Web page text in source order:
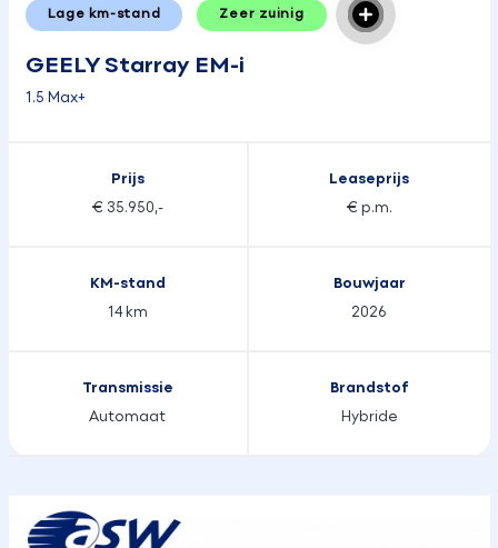
Lage km-stand Zeer zuinig
GEELY Starray EM-i
1.5 Max+
Prijs
€ 35.950,-
Leaseprijs
€ p.m.
KM-stand
14 km
Bouwjaar
2026
Transmissie
Automaat
Brandstof
Hybride